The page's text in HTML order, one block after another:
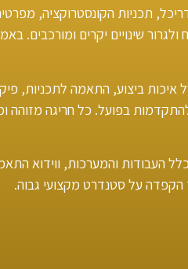
תכניות הקונסטרוקציה,
שינויים יקרים ומורכבים.
ביצוע, התאמה לתכניות,
בפועל. כל חריגה
העבודות והמערכות, ווידוא
על סטנדרט מקצועי גבוה.